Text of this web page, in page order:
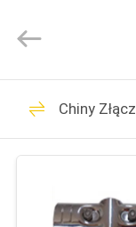
DOMU
Reserved.
Chiny